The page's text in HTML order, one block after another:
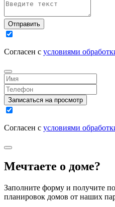
Отправить
Согласен с условиями
Записаться на просмотр
Согласен с условиями
Мечтаете о доме?
Заполните форму и получите
планировок домов от наших